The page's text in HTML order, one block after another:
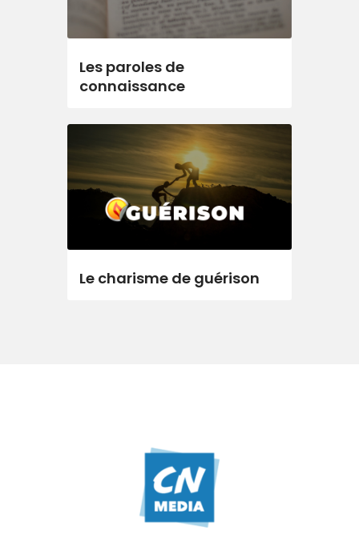
Les paroles de
connaissance
Le charisme de guérison